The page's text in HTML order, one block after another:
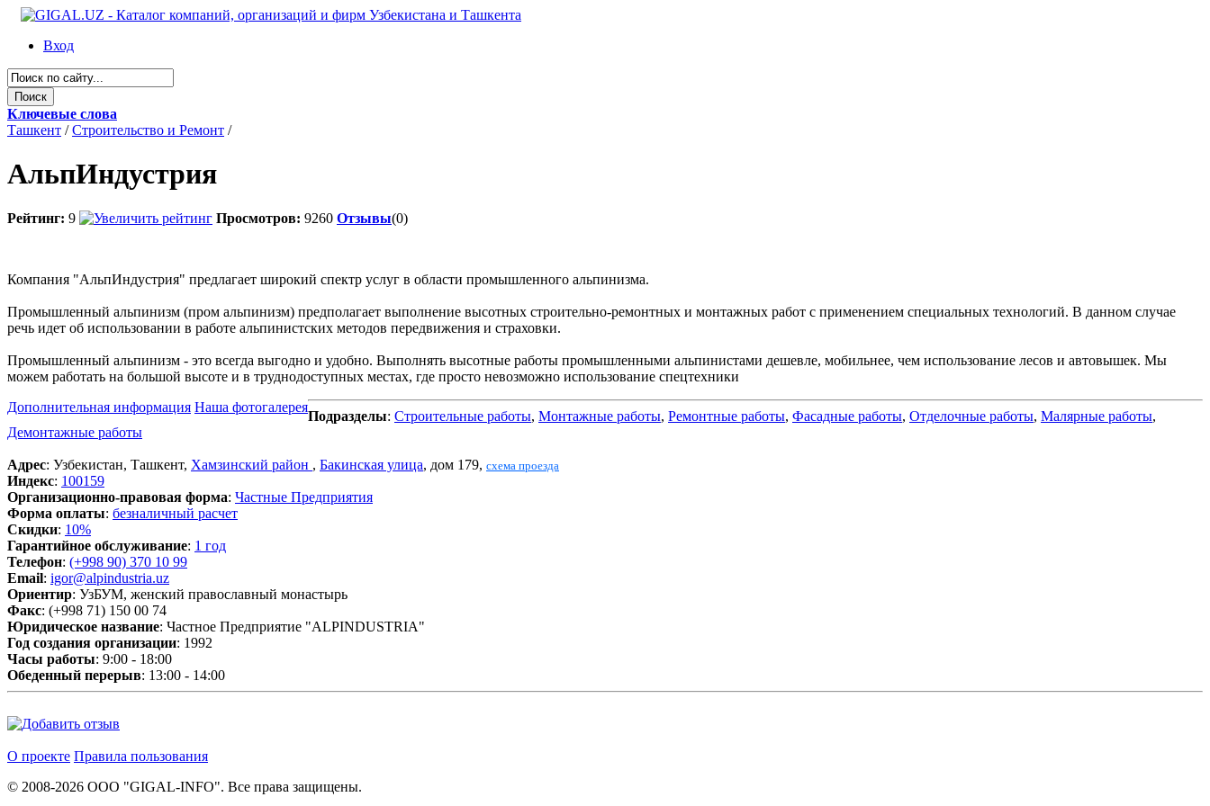
Вход
Ключевые слова
Ташкент / Строительство и Ремонт /
АльпИндустрия
Рейтинг: 9 Просмотров: 9260 Отзывы(0)
Компания "АльпИндустрия" предлагает широкий спектр услуг в области промышленного альпинизма.
Промышленный альпинизм (пром альпинизм) предполагает выполнение высотных строительно-ремонтных и монтажных работ с применением специальных технологий. В данном случае
речь идет об использовании в работе альпинистских методов передвижения и страховки.
Промышленный альпинизм - это всегда выгодно и удобно. Выполнять высотные работы промышленными альпинистами дешевле, мобильнее, чем использование лесов и автовышек. Мы
можем работать на большой высоте и в труднодоступных местах, где просто невозможно использование спецтехники
Дополнительная информация Наша фотогалерея
Подразделы: Строительные работы, Монтажные работы, Ремонтные работы, Фасадные работы, Отделочные работы, Малярные работы,
Демонтажные работы
Адрес: Узбекистан, Ташкент, Хамзинский район , Бакинская улица, дом 179, схема проезда
Индекс: 100159
Организационно-правовая форма: Частные Предприятия
Форма оплаты: безналичный расчет
Скидки: 10%
Гарантийное обслуживание: 1 год
Телефон: (+998 90) 370 10 99
Email: igor@alpindustria.uz
Ориентир: УзБУМ, женский православный монастырь
Факс: (+998 71) 150 00 74
Юридическое название: Частное Предприятие "ALPINDUSTRIA"
Год создания организации: 1992
Часы работы: 9:00 - 18:00
Обеденный перерыв: 13:00 - 14:00
О проекте Правила пользования
© 2008-2026 ООО "GIGAL-INFO". Все права защищены.